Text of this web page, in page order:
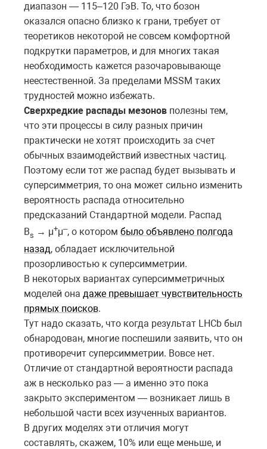
диапазон — 115–120 ГэВ. То, что бозон
оказался опасно близко к грани, требует от
теоретиков некоторой не совсем комфортной
подкрутки параметров, и для многих такая
необходимость кажется разочаровывающе
неестественной. За пределами MSSM таких
трудностей можно избежать.
Сверхредкие распады мезонов полезны тем,
что эти процессы в силу разных причин
практически не хотят происходить за счет
обычных взаимодействий известных частиц.
Поэтому если тот же распад будет вызывать и
суперсимметрия, то она может сильно изменить
вероятность распада относительно
предсказаний Стандартной модели. Распад
Bs → μ+μ–, о котором было объявлено полгода
назад, обладает исключительной
прозорливостью к суперсимметрии.
В некоторых вариантах суперсимметричных
моделей она даже превышает чувствительность
прямых поисков.
Тут надо сказать, что когда результат LHCb был
обнародован, многие поспешили заявить, что он
противоречит суперсимметрии. Вовсе нет.
Отличие от стандартной вероятности распада
аж в несколько раз — а именно это пока
закрыто экспериментом — возникает лишь в
небольшой части всех изученных вариантов.
В других моделях эти отличия могут
составлять, скажем, 10% или еще меньше, и